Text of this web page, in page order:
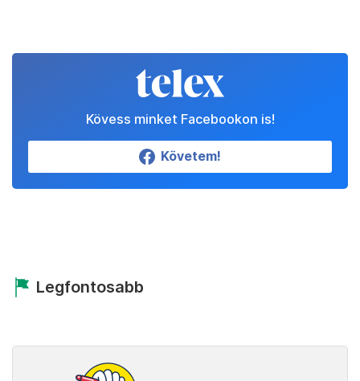
Kövess minket Facebookon is!
Követem!
Legfontosabb